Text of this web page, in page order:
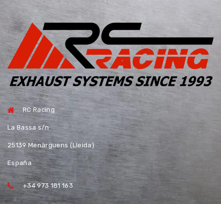
RC Racing
La Bassa s/n
25139 Menàrguens (Lleida)
España
+34 973 181 163